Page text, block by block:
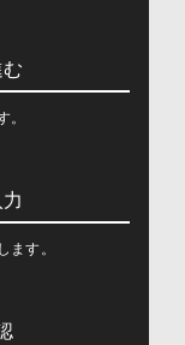
ます。